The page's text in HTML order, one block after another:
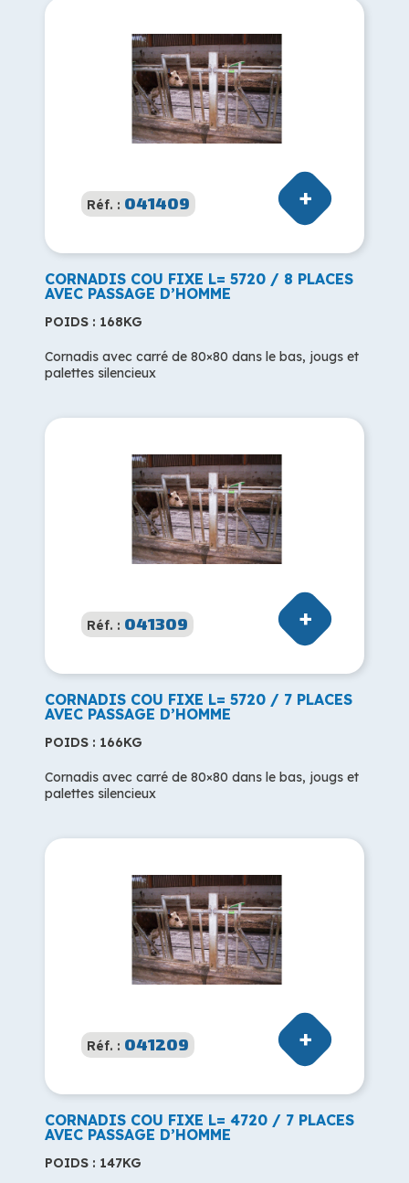
Réf. : 041409
CORNADIS COU FIXE L= 5720 / 8 PLACES
AVEC PASSAGE D’HOMME
POIDS : 168KG
Cornadis avec carré de 80×80 dans le bas, jougs et
palettes silencieux
Réf. : 041309
CORNADIS COU FIXE L= 5720 / 7 PLACES
AVEC PASSAGE D’HOMME
POIDS : 166KG
Cornadis avec carré de 80×80 dans le bas, jougs et
palettes silencieux
Réf. : 041209
CORNADIS COU FIXE L= 4720 / 7 PLACES
AVEC PASSAGE D’HOMME
POIDS : 147KG